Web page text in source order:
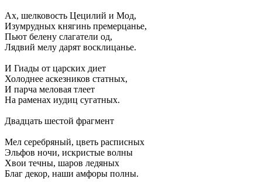
Ах, шелковость Цецилий и Мод,
Изумрудных княгинь премерцанье,
Пьют белену слагатели од,
Лядвий мелу дарят восклицанье.
И Гиады от царских диет
Холоднее аскезников статных,
И парча меловая тлеет
На раменах иудиц сугатных.
Двадцать шестой фрагмент
Мел серебряный, цветь расписных
Эльфов ночи, искристые волны
Хвои течны, шаров ледяных
Благ декор, наши амфоры полны.